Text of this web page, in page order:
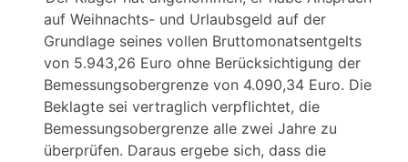
auf Weihnachts- und Urlaubsgeld auf der
Grundlage seines vollen Bruttomonatsentgelts
von 5.943,26 Euro ohne Berücksichtigung der
Bemessungsobergrenze von 4.090,34 Euro. Die
Beklagte sei vertraglich verpflichtet, die
Bemessungsobergrenze alle zwei Jahre zu
überprüfen. Daraus ergebe sich, dass die